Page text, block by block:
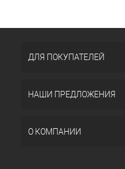
ДЛЯ ПОКУПАТЕЛЕЙ
НАШИ ПРЕДЛОЖЕНИЯ
О КОМПАНИИ